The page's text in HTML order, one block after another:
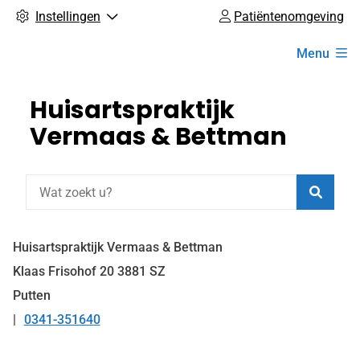
Instellingen Patiëntenomgeving
Menu
Huisartspraktijk
Vermaas & Bettman
Huisartspraktijk Vermaas & Bettman
Klaas Frisohof 20 3881 SZ
Putten
Tel:
0341-351640